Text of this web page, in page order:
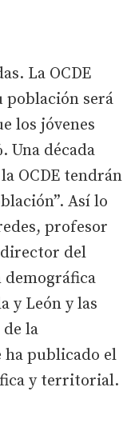
La OCDE
población será
los jóvenes
Una década
OCDE tendrán
Así lo
profesor
del
demográfica
y León y las
la
ha publicado el
y territorial.